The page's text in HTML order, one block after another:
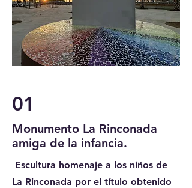
01
Monumento La Rinconada
amiga de la infancia.
Escultura homenaje a los niños de
La Rinconada por el título obtenido